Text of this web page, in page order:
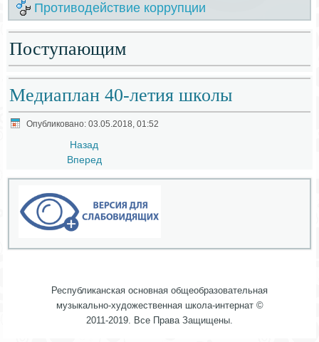
Противодействие коррупции
Поступающим
Медиаплан 40-летия школы
Опубликовано: 03.05.2018, 01:52
Назад
Вперед
Республиканская основная общеобразовательная
музыкально-художественная школа-интернат ©
2011-2019. Все Права Защищены.